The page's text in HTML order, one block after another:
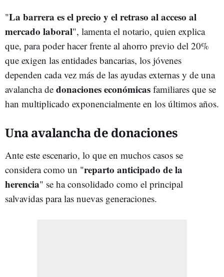
"La barrera es el precio y el retraso al acceso al
mercado laboral", lamenta el notario, quien explica
que, para poder hacer frente al ahorro previo del 20%
que exigen las entidades bancarias, los jóvenes
dependen cada vez más de las ayudas externas y de una
avalancha de donaciones económicas familiares que se
han multiplicado exponencialmente en los últimos años.
Una avalancha de donaciones
Ante este escenario, lo que en muchos casos se
considera como un "reparto anticipado de la
herencia" se ha consolidado como el principal
salvavidas para las nuevas generaciones.